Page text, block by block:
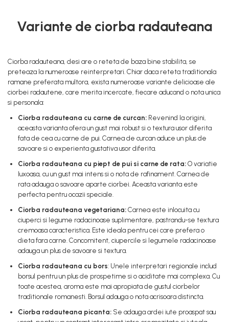
Variante de ciorba radauteana
Ciorba radauteana, desi are o reteta de baza bine stabilita, se
preteaza la numeroase reinterpretari. Chiar daca reteta traditionala
ramane preferata multora, exista numeroase variante delicioase ale
ciorbei radautene, care merita incercate, fiecare aducand o nota unica
si personala:
Ciorba radauteana cu carne de curcan: Revenind la origini,
aceasta varianta ofera un gust mai robust si o textura usor diferita
fata de cea cu carne de pui. Carnea de curcan aduce un plus de
savoare si o experienta gustativa usor diferita.
Ciorba radauteana cu piept de pui si carne de rata: O variatie
luxoasa, cu un gust mai intens si o nota de rafinament. Carnea de
rata adauga o savoare aparte ciorbei. Aceasta varianta este
perfecta pentru ocazii speciale.
Ciorba radauteana vegetariana: Carnea este inlocuita cu
ciuperci si legume radacinoase suplimentare, pastrandu-se textura
cremoasa caracteristica. Este ideala pentru cei care prefera o
dieta fara carne. Concomitent, ciupercile si legumele radacinoase
adauga un plus de savoare si textura.
Ciorba radauteana cu bors: Unele interpretari regionale includ
borsul pentru un plus de prospetime si o aciditate mai complexa. Cu
toate acestea, aroma este mai apropiata de gustul ciorbelor
traditionale romanesti. Borsul adauga o nota acrisoara distincta.
Ciorba radauteana picanta: Se adauga ardei iute proaspat sau